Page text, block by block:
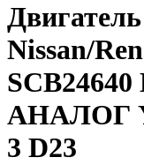
Двигатель
Nissan/
АНАЛОГ
3 D23